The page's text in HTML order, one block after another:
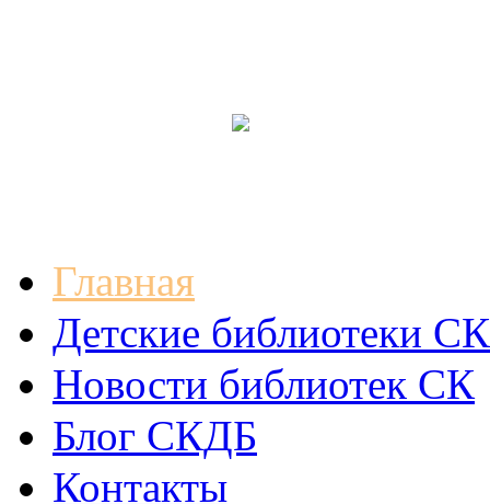
Главная
Детские библиотеки СК
Новости библиотек СК
Блог СКДБ
Контакты